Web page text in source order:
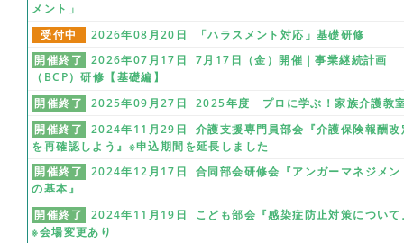
メント」
受付中
2026年08月20日 「ハラスメント対応」基礎研修
開催終了
2026年07月17日 7月17日（金）開催｜事業継続計画
（BCP）研修【基礎編】
開催終了
2025年09月27日 2025年度 プロに学ぶ！家族介護教
開催終了
2024年11月29日 介護支援専門員部会『介護保険報酬改
を再確認しよう』※申込期間を延長しました
開催終了
2024年12月17日 合同部会研修会『アンガーマネジメン
の基本』
開催終了
2024年11月19日 こども部会『感染症防止対策について
※会場変更あり